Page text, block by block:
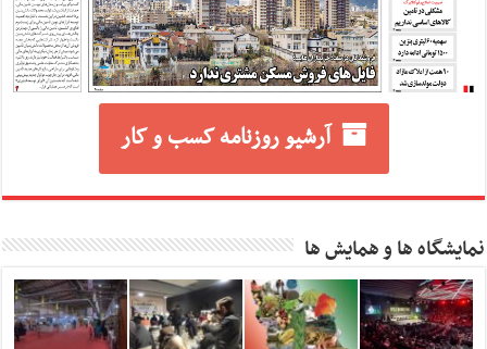
آرشیو روزنامه کسب و کار
نمایشگاه ها و همایش ها